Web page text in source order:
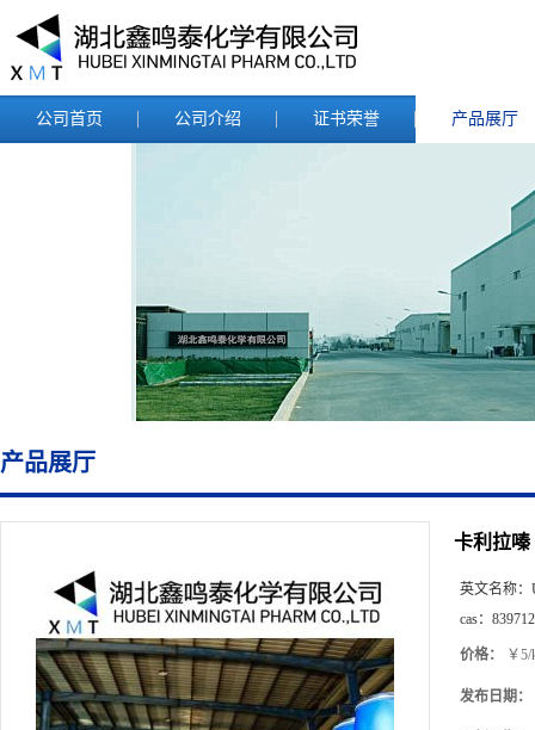
公司首页 公司介绍 证书荣誉 产品展厅
产品展厅
卡利拉嗪
英文名称：
cas：
价格： ￥5/
发布日期：